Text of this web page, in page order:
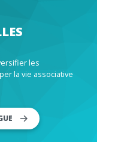
les
la vie associative